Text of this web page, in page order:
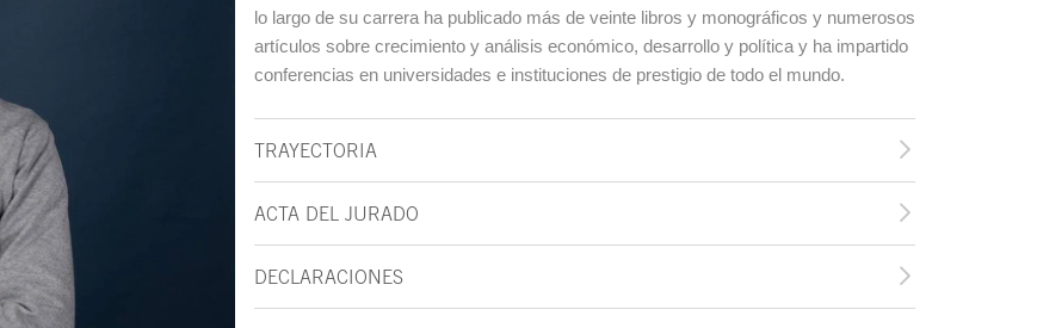
lo largo de su carrera ha publicado más de veinte libros y monográficos y numerosos
artículos sobre crecimiento y análisis económico, desarrollo y política y ha impartido
conferencias en universidades e instituciones de prestigio de todo el mundo.
TRAYECTORIA
ACTA DEL JURADO
DECLARACIONES